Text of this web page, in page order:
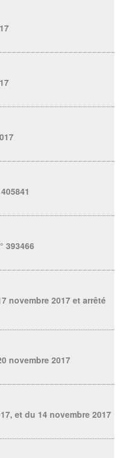
393466
novembre 2017 et arrêté
novembre 2017
et du 14 novembre 2017